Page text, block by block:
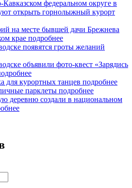
федеральном округе в
открыть горнолыжный курорт
на месте бывшей дачи Брежнева
крае подробнее
появятся гроты желаний
объявили фото-квест «Зарядись
для курортных танцев подробнее
парклеты подробнее
деревню создали в национальном